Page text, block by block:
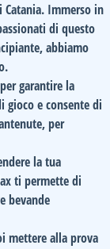
Immerso in
di questo
abbiamo
garantire la
gioco e consente di
per
la tua
ti permette di
bevande
mettere alla prova